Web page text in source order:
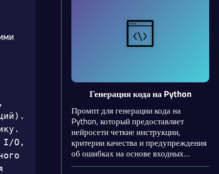
I/O,
Генерация кода на Python
Промпт для генерации кода на
Python, который предоставляет
нейросети четкие инструкции,
критерии качества и предупреждения
об ошибках на основе входных
параметров: язык, цель, элементы,